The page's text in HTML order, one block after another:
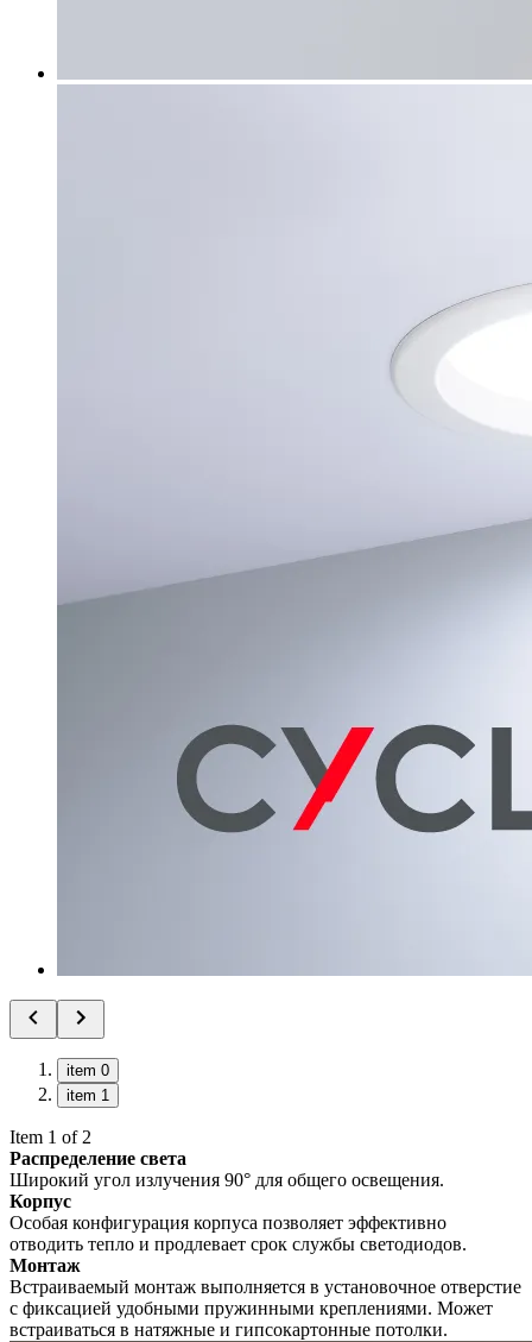
item 0
item 1
Item 1 of 2
Распределение света
Широкий угол излучения 90° для общего освещения.
Корпус
Особая конфигурация корпуса позволяет эффективно
отводить тепло и продлевает срок службы светодиодов.
Монтаж
Встраиваемый монтаж выполняется в установочное отверстие
с фиксацией удобными пружинными креплениями. Может
встраиваться в натяжные и гипсокартонные потолки.